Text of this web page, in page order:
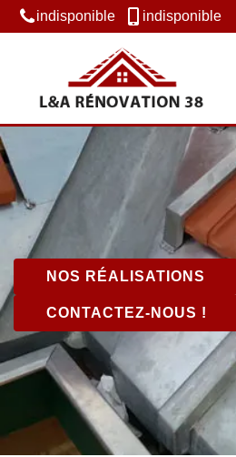
indisponible indisponible
NOS RÉALISATIONS
CONTACTEZ-NOUS !